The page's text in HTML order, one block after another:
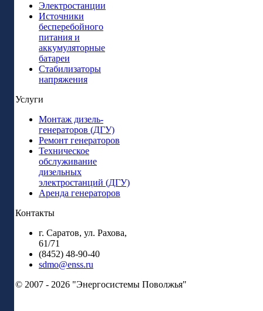
Электростанции
Источники
бесперебойного
питания и
аккумуляторные
батареи
Стабилизаторы
напряжения
Услуги
Монтаж дизель-
генераторов (ДГУ)
Ремонт генераторов
Техническое
обслуживание
дизельных
электростанций (ДГУ)
Аренда генераторов
Контакты
г. Саратов, ул. Рахова,
61/71
(8452) 48-90-40
sdmo@enss.ru
© 2007 - 2026 "Энергосистемы Поволжья"